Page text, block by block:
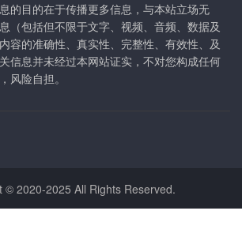
的目的在于传播更多信息，与本站立场无
（包括但不限于文字、视频、音频、数据及
容的准确性、真实性、完整性、有效性、及
信息并未经过本网站证实，不对您构成任何
风险自担。
© 2020-2025 All Rights Reserved.